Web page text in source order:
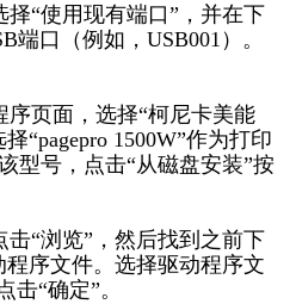
“使用现有端口”，并在下
端口（例如，USB001）。
序页面，选择“柯尼卡美能
“pagepro 1500W”作为打印
型号，点击“从磁盘安装”按
“浏览”，然后找到之前下
程序文件。选择驱动程序文
击“确定”。